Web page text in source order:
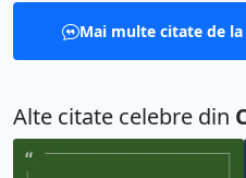
Mai multe citate de la
Alte citate celebre din